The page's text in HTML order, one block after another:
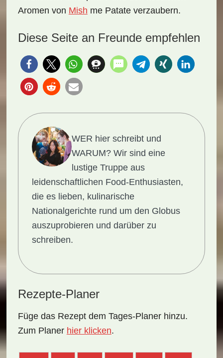
Aromen von Mish me Patateverzaubern.
Diese Seite an Freunde empfehlen
WER hier schreibt und
WARUM?Wir sind eine
lustige Truppe aus
leidenschaftlichen Food-Enthusiasten,
die es lieben, kulinarische
Nationalgerichte rund um den Globus
auszuprobieren und darüber zu
schreiben.
Rezepte-Planer
Füge das Rezept dem Tages-Planer hinzu.
Zum Planer hier klicken.